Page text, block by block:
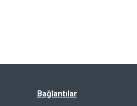
Bağlantılar